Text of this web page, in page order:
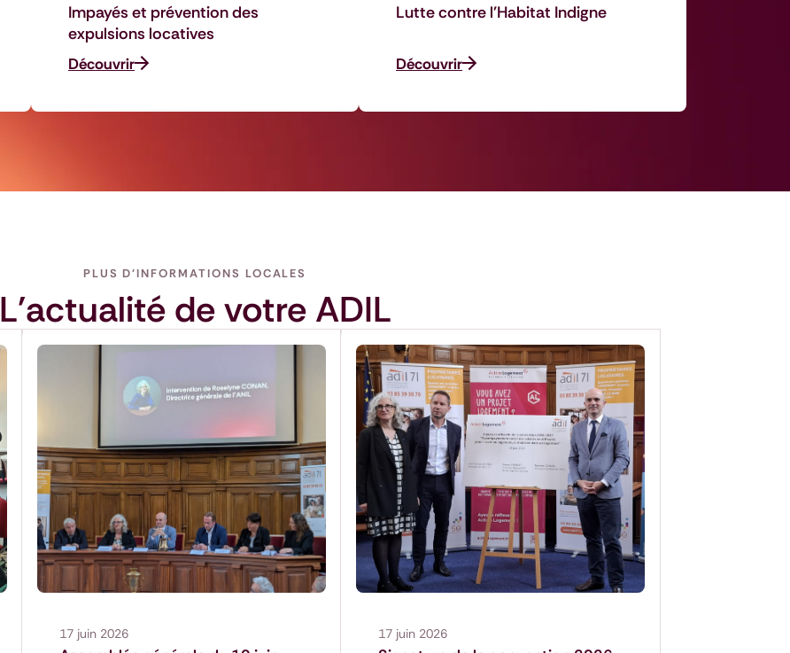
Impayés et prévention des
expulsions locatives
Découvrir
Lutte contre l'Habitat Indigne
Découvrir
L'actualité de votre ADIL
PLUS D'INFORMATIONS LOCALES
17 juin 2026 17 juin 2026